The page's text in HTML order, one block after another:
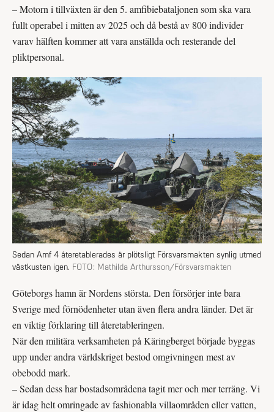
– Motorn i tillväxten är den 5. amfibie­bataljonen som ska vara
fullt operabel i mitten av 2025 och då bestå av 800 individer
varav hälften kommer att vara anställda och resterande del
pliktpersonal.
Sedan Amf 4 återetablerades är plötsligt Försvarsmakten synlig utmed
västkusten igen. FOTO: Mathilda Arthursson/Försvarsmakten
Göteborgs hamn är Nordens största. Den försörjer inte bara
Sverige med förnödenheter utan även flera andra länder. Det är
en viktig förklaring till återetableringen.
När den militära verksamheten på Käringberget började byggas
upp under andra världskriget bestod omgivningen mest av
obebodd mark.
– Sedan dess har bostadsområdena tagit mer och mer terräng. Vi
är idag helt omringade av fashionabla villaområden eller vatten,